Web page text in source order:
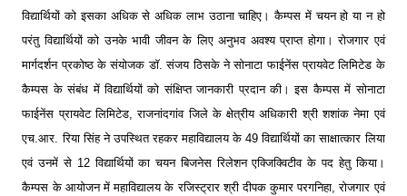
विद्यार्थियों को इसका अधिक से अधिक लाभ उठाना चाहिए। कैम्पस में चयन हो या न हो
परंतु विद्यार्थियों को उनके भावी जीवन के लिए अनुभव अवश्य प्राप्त होगा। रोजगार एवं
मार्गदर्शन प्रकोष्ठ के संयोजक डाॅ. संजय ठिसके ने सोनाटा फाईनेंस प्रायवेट लिमिटेड के
कैम्पस के संबंध में विद्यार्थियों को संक्षिप्त जानकारी प्रदान की। इस कैम्पस में सोनाटा
फाईनेंस प्रायवेट लिमिटेड, राजनांदगांव जिले के क्षेत्रीय अधिकारी श्री शशांक नेमा एवं
एच.आर. रिया सिंह ने उपस्थित रहकर महाविद्यालय के 49 विद्यार्थियों का साक्षात्कार लिया
एवं उनमें से 12 विद्यार्थियों का चयन बिजनेस रिलेशन एक्जिक्विटीव के पद हेतु किया।
कैम्पस के आयोजन में महाविद्यालय के रजिस्ट्रार श्री दीपक कुमार परगनिहा, रोजगार एवं